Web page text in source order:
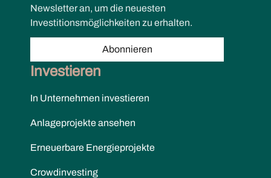
Newsletter an, um die neuesten
Investitionsmöglichkeiten zu erhalten.
Abonnieren
Investieren
In Unternehmen investieren
Anlageprojekte ansehen
Erneuerbare Energieprojekte
Crowdinvesting